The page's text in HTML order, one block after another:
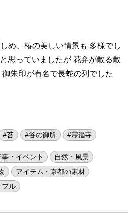
め、椿の美しい情景も 多様でし
思っていましたが 花弁が散る散
朱印が有名で長蛇の列でした
#苔 #谷の御所 #霊鑑寺
事・イベント
自然・風景
アイテム・京都の素材
フル